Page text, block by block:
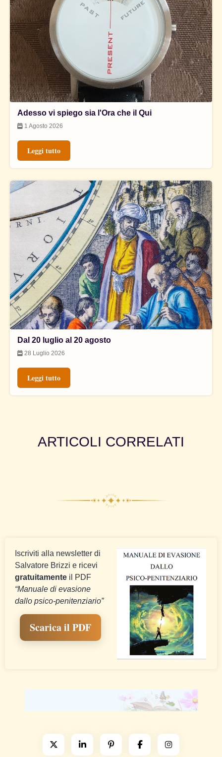
Adesso vi spiego sia l'Ora che il Qui
1 Agosto 2026
Leggi tutto
Dal 20 luglio al 20 agosto
28 Luglio 2026
Leggi tutto
ARTICOLI CORRELATI
Iscriviti alla newsletter di
Salvatore Brizzi e ricevi
gratuitamente il PDF
“Manuale di evasione
dallo psico-penitenziario”
Scarica il PDF